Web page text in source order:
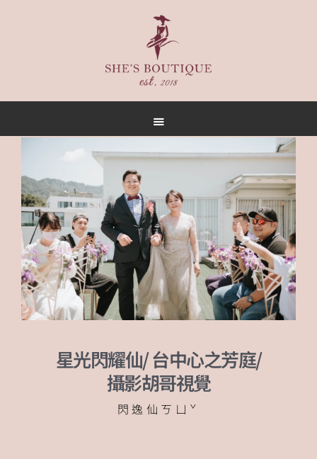
首頁
關於
女人誌
禮服出租
禮服作品
店內空間
客戶推薦
聯名合作
預約方式
星光閃耀仙/ 台中心之芳庭/
攝影胡哥視覺
閃逸仙ㄎㄩˇ